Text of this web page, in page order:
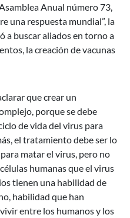
Anual número 73,
una respuesta mundial”, la
a buscar aliados en torno a
la creación de vacunas
que crear un
porque se debe
de vida del virus para
el tratamiento debe ser lo
matar el virus, pero no
humanas que el virus
tienen una habilidad de
habilidad que han
entre los humanos y los